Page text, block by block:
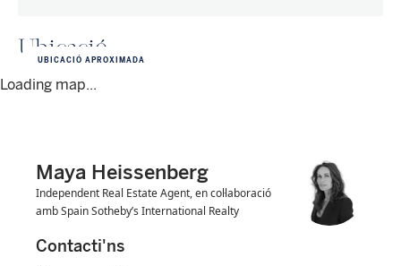
Ubicació
Loading map...
UBICACIÓ APROXIMADA
Maya Heissenberg
Independent Real Estate Agent, en col·laboració
amb Spain Sotheby’s International Realty
Contacti'ns